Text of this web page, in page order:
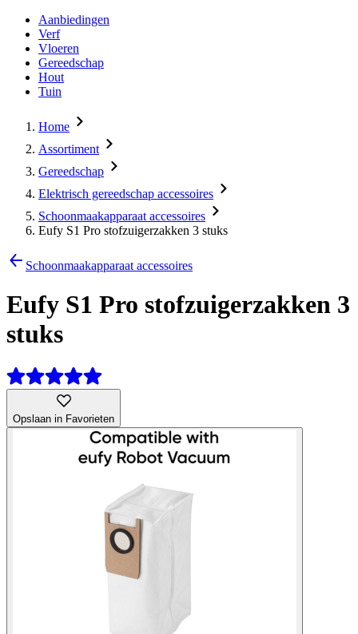
Aanbiedingen
Verf
Vloeren
Gereedschap
Hout
Tuin
Home
Assortiment
Gereedschap
Elektrisch gereedschap accessoires
Schoonmaakapparaat accessoires
Eufy S1 Pro stofzuigerzakken 3 stuks
Schoonmaakapparaat accessoires
Eufy S1 Pro stofzuigerzakken 3
stuks
Opslaan in Favorieten